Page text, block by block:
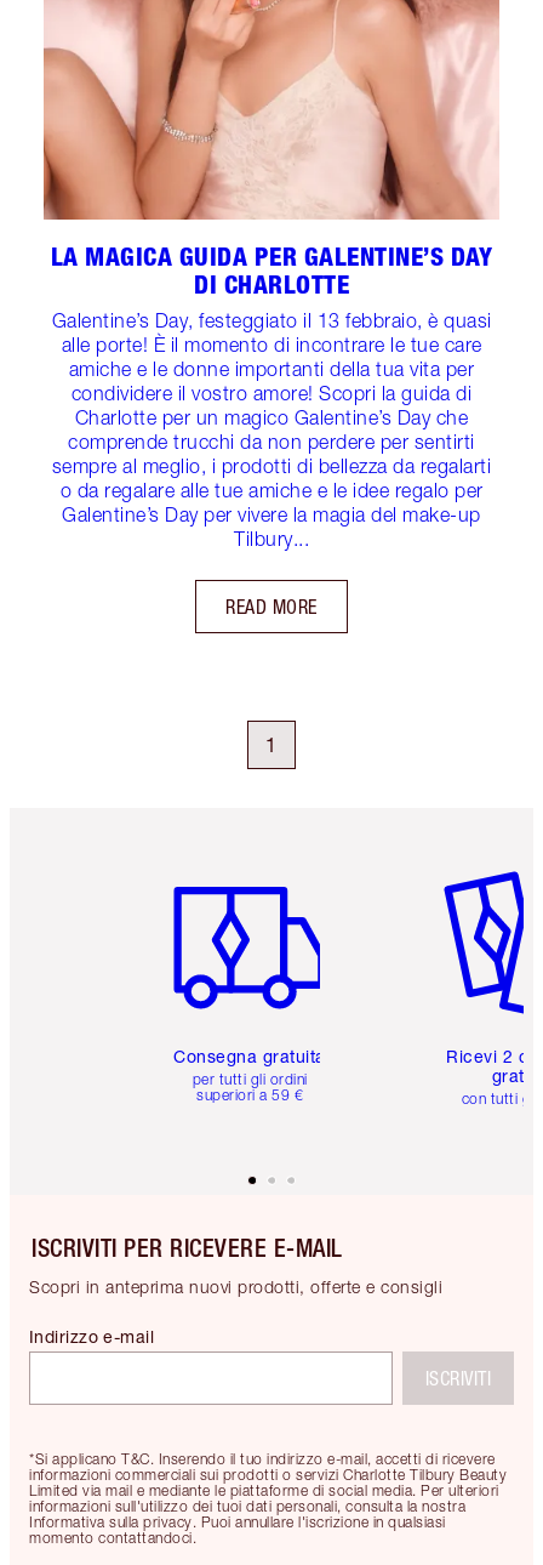
LA MAGICA GUIDA PER GALENTINE’S DAY
DI CHARLOTTE
Galentine’s Day, festeggiato il 13 febbraio, è quasi
alle porte! È il momento di incontrare le tue care
amiche e le donne importanti della tua vita per
condividere il vostro amore! Scopri la guida di
Charlotte per un magico Galentine’s Day che
comprende trucchi da non perdere per sentirti
sempre al meglio, i prodotti di bellezza da regalarti
o da regalare alle tue amiche e le idee regalo per
Galentine’s Day per vivere la magia del make-up
Tilbury...
READ MORE
1
Consegna gratuita
per tutti gli ordini
superiori a 59 €
Ricevi 2
con tutti gli
ISCRIVITI PER RICEVERE E-MAIL
Scopri in anteprima nuovi prodotti, offerte e consigli
*Si applicano T&C. Inserendo il tuo indirizzo e-mail, accetti di ricevere
informazioni commerciali sui prodotti o servizi Charlotte Tilbury Beauty
Limited via mail e mediante le piattaforme di social media. Per ulteriori
informazioni sull'utilizzo dei tuoi dati personali, consulta la nostra
Informativa sulla privacy. Puoi annullare l'iscrizione in qualsiasi
momento contattandoci.
Indirizzo e-mail
ISCRIVITI